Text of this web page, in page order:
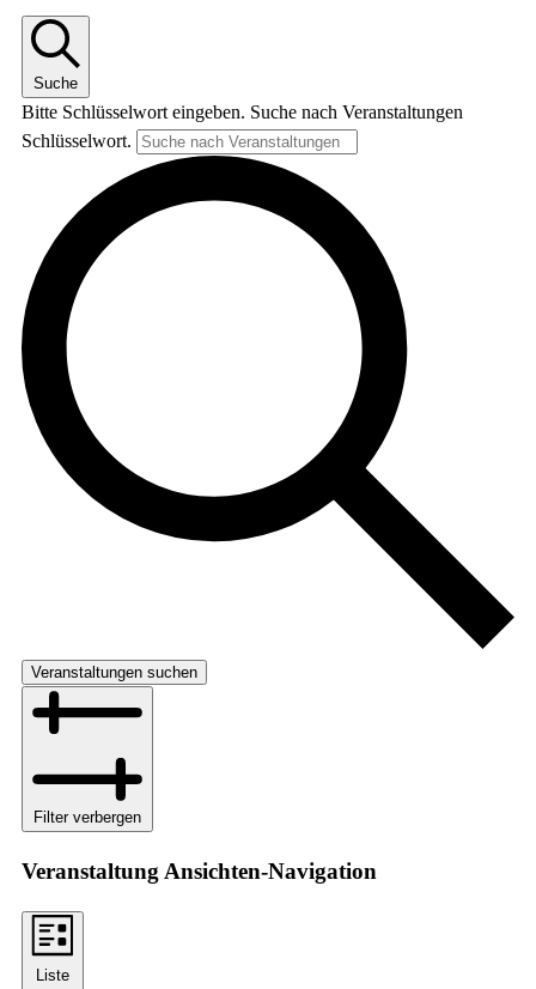
Suche
Bitte Schlüsselwort eingeben. Suche nach Veranstaltungen
Schlüsselwort.
Veranstaltungen suchen
Filter verbergen
Veranstaltung Ansichten-Navigation
Liste